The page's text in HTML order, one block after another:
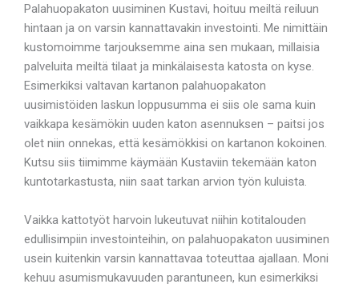
Palahuopakaton uusiminen Kustavi, hoituu meiltä reiluun
hintaan ja on varsin kannattavakin investointi. Me nimittäin
kustomoimme tarjouksemme aina sen mukaan, millaisia
palveluita meiltä tilaat ja minkälaisesta katosta on kyse.
Esimerkiksi valtavan kartanon palahuopakaton
uusimistöiden laskun loppusumma ei siis ole sama kuin
vaikkapa kesämökin uuden katon asennuksen – paitsi jos
olet niin onnekas, että kesämökkisi on kartanon kokoinen.
Kutsu siis tiimimme käymään Kustaviin tekemään katon
kuntotarkastusta, niin saat tarkan arvion työn kuluista.
Vaikka kattotyöt harvoin lukeutuvat niihin kotitalouden
edullisimpiin investointeihin, on palahuopakaton uusiminen
usein kuitenkin varsin kannattavaa toteuttaa ajallaan. Moni
kehuu asumismukavuuden parantuneen, kun esimerkiksi